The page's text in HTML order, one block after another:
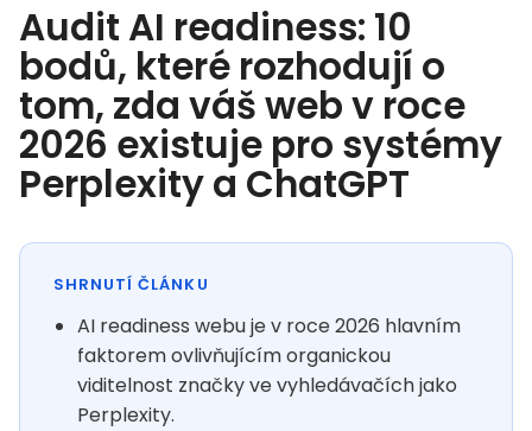
Audit AI readiness: 10
bodů, které rozhodují o
tom, zda váš web v roce
2026 existuje pro systémy
Perplexity a ChatGPT
SHRNUTÍ ČLÁNKU
AI readiness webu je v roce 2026 hlavním
faktorem ovlivňujícím organickou
viditelnost značky ve vyhledávačích jako
Perplexity.